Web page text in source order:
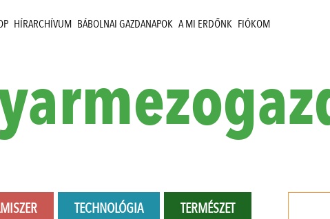
HÍRARCHÍVUM BÁBOLNAI GAZDANAPOK A MI ERDŐNK FIÓKOM
TECHNOLÓGIA TERMÉSZET